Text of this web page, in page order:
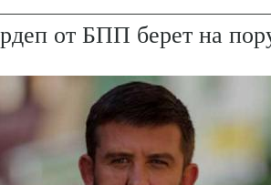
от БПП берет на